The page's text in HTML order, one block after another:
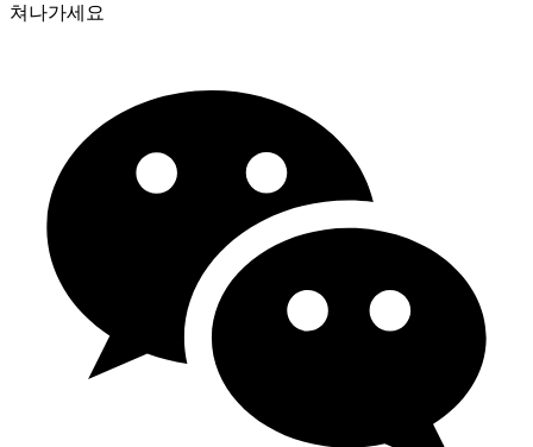
쳐나가세요